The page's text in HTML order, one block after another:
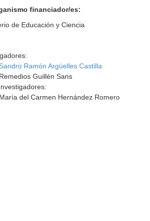
financiador/es:
de Educación y Ciencia
Sandro Ramón Argüelles Castilla
Remedios Guillén Sans
María del Carmen Hernández Romero